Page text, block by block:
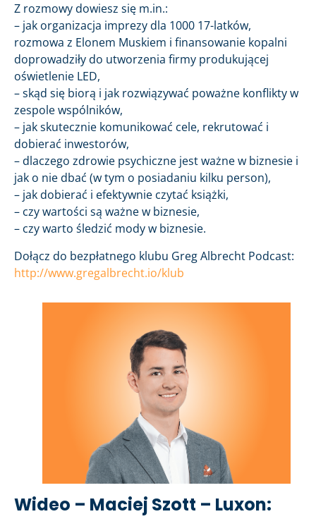
Z rozmowy dowiesz się m.in.:
– jak organizacja imprezy dla 1000 17-latków,
rozmowa z Elonem Muskiem i finansowanie kopalni
doprowadziły do utworzenia firmy produkującej
oświetlenie LED,
– skąd się biorą i jak rozwiązywać poważne konflikty w
zespole wspólników,
– jak skutecznie komunikować cele, rekrutować i
dobierać inwestorów,
– dlaczego zdrowie psychiczne jest ważne w biznesie i
jak o nie dbać (w tym o posiadaniu kilku person),
– jak dobierać i efektywnie czytać książki,
– czy wartości są ważne w biznesie,
– czy warto śledzić mody w biznesie.
Dołącz do bezpłatnego klubu Greg Albrecht Podcast:
http://www.gregalbrecht.io/klub
Wideo – Maciej Szott – Luxon: